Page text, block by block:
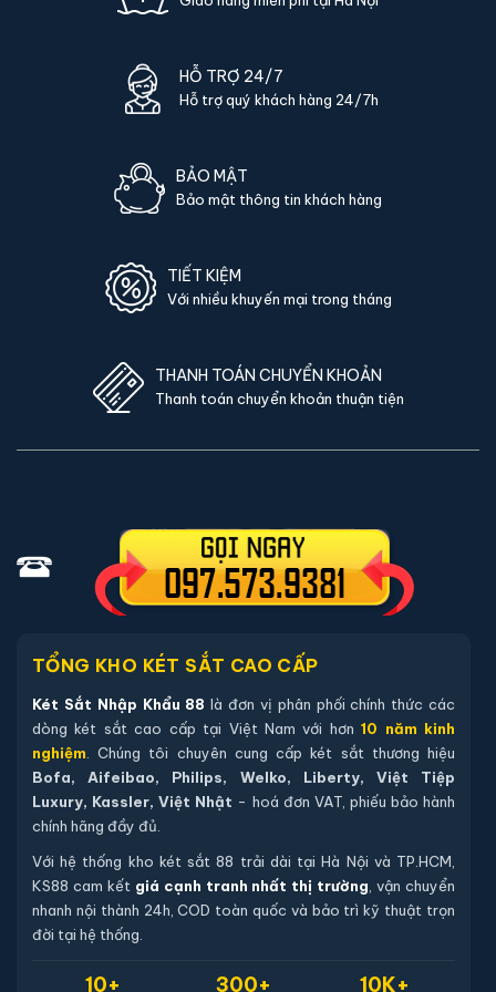
Nhập khẩu chính ngạch, có giấy CO/CQ + tem hợp quy
Bảo hành 24 tháng - kích hoạt online sau khi mua, kiểm tra
bảo hành 24/7
Đổi trả 7 ngày nếu lỗi NSX, hỗ trợ kỹ thuật trọn đời
Hotline KS88: 0975.739.381 / Zalo 24/7
Phụ kiện kèm theo Két sắt Aifeibao
Combo XDLB-80 bao gồm:
01 hộp ốc vít cố định
01 hướng dẫn sử dụng tiếng Việt
01 phiếu bảo hành 24t (kích hoạt online)
80 vân tay chính hãng
Mua hàng tại két sắt nhập khẩu 88 bạn có thể
chon lựa những cách sau:
Cách 1: Bạn chọn sản phẩm và ấn vào mua hàng hệ
thống sẽ chuyển đến trang checkout. Ở trang check
out bạn kiểm tra lại thông tin sản phẩm 1 lần nữa. Nếu
những thông tin đã chính xác bạn tiếp tục ấn thanh
toán bạn cần để lại những thông tin cần thiết ở màn
hình để chúng tôi có thể hỗ trợ bạn. Sau đó ấn submit
HỖ TRỢ 24/7
Hỗ trợ quý khách hàng 24/7h
BẢO MẬT
Bảo mật thông tin khách hàng
TIẾT KIỆM
Với nhiều khuyến mại trong tháng
THANH TOÁN CHUYỂN KHOẢN
Thanh toán chuyển khoản thuận tiện
TỔNG KHO KÉT SẮT CAO CẤP
Két Sắt Nhập Khẩu 88 là đơn vị phân phối chính thức các
dòng két sắt cao cấp tại Việt Nam với hơn10 năm kinh
nghiệm . Chúng tôi chuyên cung cấp két sắt thương hiệu
Bofa, Aifeibao, Philips, Welko, Liberty, Việt Tiệp
Luxury, Kassler, Việt Nhật - hoá đơn VAT, phiếu bảo hành
chính hãng đầy đủ.
Với hệ thống kho két sắt 88 trải dài tại Hà Nội và TP.HCM,
KS88 cam kết giá cạnh tranh nhất thị trường , vận chuyển
nhanh nội thành 24h, COD toàn quốc và bảo trì kỹ thuật trọn
đời tại hệ thống.
10+ 300+ 10K+